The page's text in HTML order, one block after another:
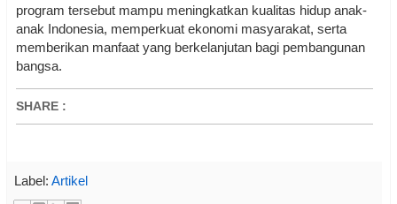
program tersebut mampu meningkatkan kualitas hidup anak-
anak Indonesia, memperkuat ekonomi masyarakat, serta
memberikan manfaat yang berkelanjutan bagi pembangunan
bangsa.
SHARE :
Label: Artikel